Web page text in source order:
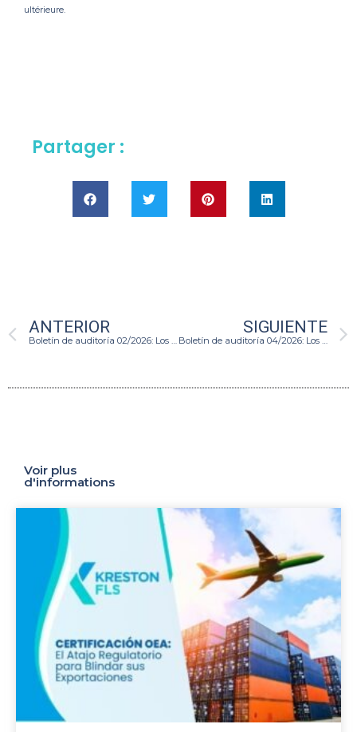
ultérieure.
Partager :
ANTERIOR
Boletín de auditoría 02/2026: Los 30 Indicadores Básicos de Sostenibilidad (IBSO) en la Práctica
SIGUIENTE
Boletín de auditoría 04/2026: Los Estándares Internacionales: GRI e IFRS S1/S2 en el contexto mexicano
Voir plus
d'informations